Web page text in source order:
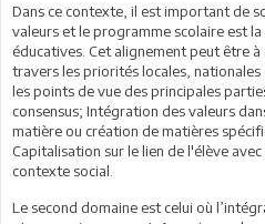
Dans ce contexte, il est important de
valeurs et le programme scolaire est
éducatives. Cet alignement peut être
travers les priorités locales,
les points de vue des principales
consensus; Intégration des valeurs
matière ou création de matières
Capitalisation sur le lien de l'élève
contexte social.
Le second domaine est celui où